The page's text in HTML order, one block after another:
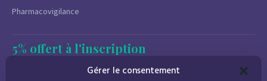
Gérer le consentement
Pharmacovigilance
5% offert à l'inscription